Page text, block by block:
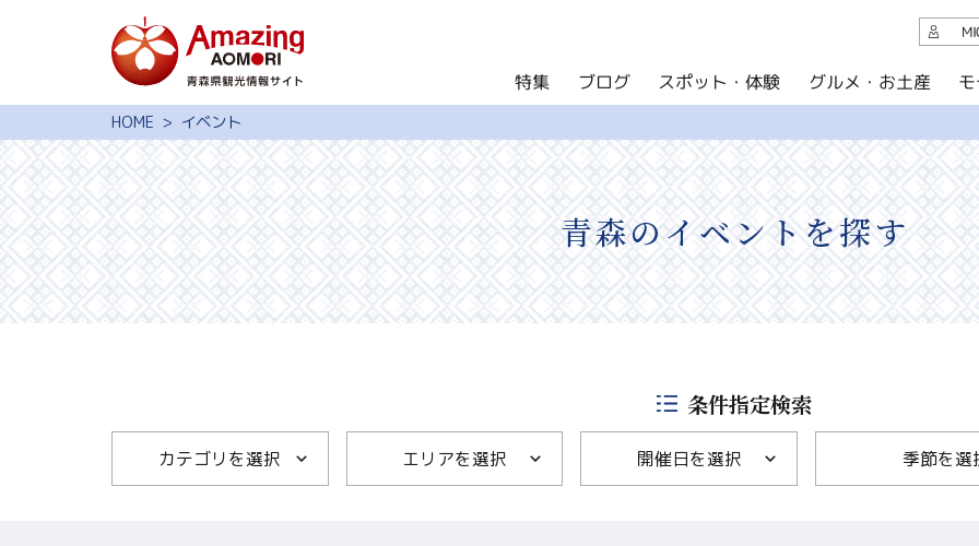
特集
ブログ
スポット・体験
グルメ・お土産
モデルコース
イベント
旅の予約
アクセス
観光ガイド
このサイトについて
写真ライブラリー
動画ライブラリー
パンフレットダウンロード
HOME イベント
青森のイベントを探す
条件指定検索
カテゴリを選択 エリアを選択 開催日を選択 季節を選
特集 ブログ スポット・体験 グルメ・お土産